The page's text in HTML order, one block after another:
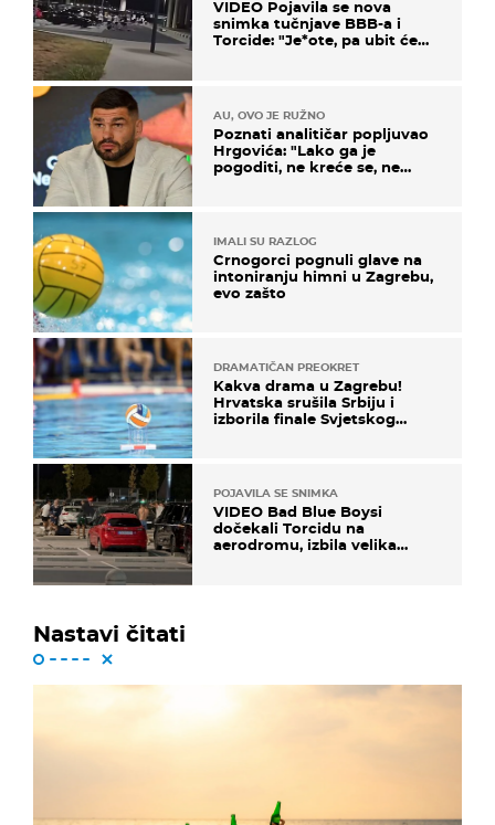
VIDEO Pojavila se nova
snimka tučnjave BBB-a i
Torcide: "Je*ote, pa ubit će
AU, OVO JE RUŽNO
Poznati analitičar popljuvao
Hrgovića: "Lako ga je
pogoditi, ne kreće se, ne
IMALI SU RAZLOG
Crnogorci pognuli glave na
intoniranju himni u Zagrebu,
evo zašto
DRAMATIČAN PREOKRET
Kakva drama u Zagrebu!
Hrvatska srušila Srbiju i
izborila finale Svjetskog
POJAVILA SE SNIMKA
VIDEO Bad Blue Boysi
dočekali Torcidu na
aerodromu, izbila velika
Nastavi čitati